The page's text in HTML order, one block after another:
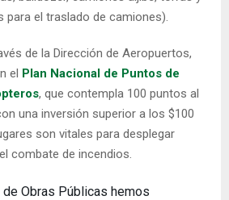
para el traslado de camiones).
de la Dirección de Aeropuertos,
el Plan Nacional de Puntos de
, que contempla 100 puntos al
una inversión superior a los $100
son vitales para desplegar
combate de incendios.
Obras Públicas hemos